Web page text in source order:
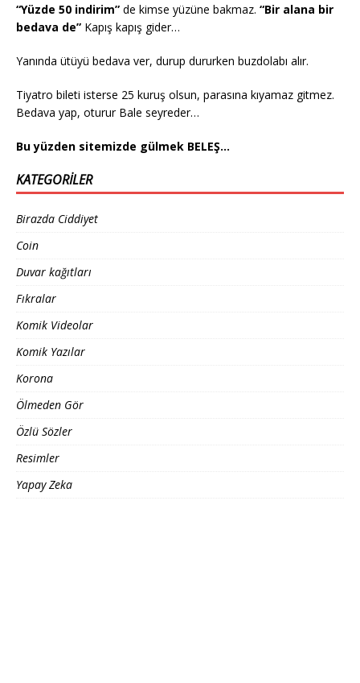
“Yüzde 50 indirim” de kimse yüzüne bakmaz. “Bir alana bir
bedava de” Kapış kapış gider…
Yanında ütüyü bedava ver, durup dururken buzdolabı alır.
Tiyatro bileti isterse 25 kuruş olsun, parasına kıyamaz gitmez.
Bedava yap, oturur Bale seyreder…
Bu yüzden sitemizde gülmek BELEŞ…
KATEGORILER
Birazda Ciddiyet
Coin
Duvar kağıtları
Fıkralar
Komik Videolar
Komik Yazılar
Korona
Ölmeden Gör
Özlü Sözler
Resimler
Yapay Zeka